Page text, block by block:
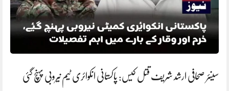
سینئر صحافی ارشد شریف قتل کیس: پاکستانی انکوائری ٹیم نیروبی پہنچ گئی